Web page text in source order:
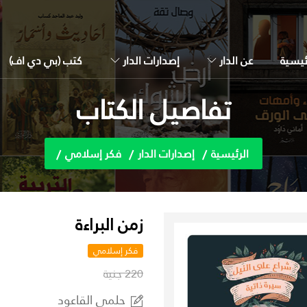
عن الدار إصدارات الدار كتب (بي دي اف)
تفاصيل الكتاب
الرئيسية إصدارات الدار فكر إسلامي
زمن البراءة
فكر إسلامي
220 جنية
حلمي القاعود